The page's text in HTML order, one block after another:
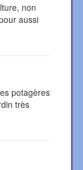
non
aussi
potagères
très